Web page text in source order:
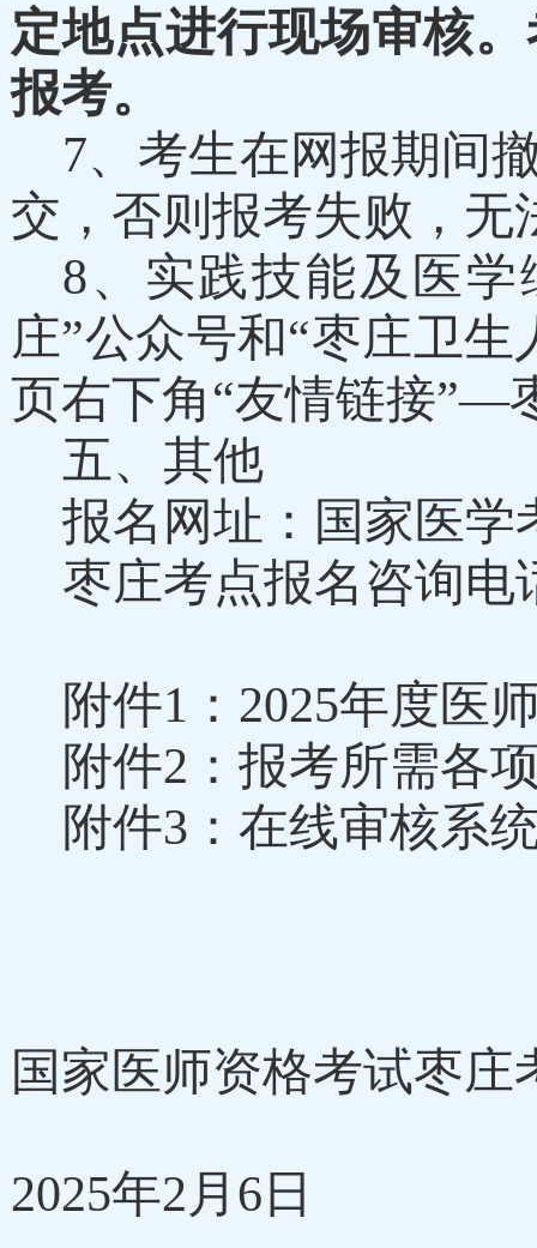
定地点进行现场审核
报考。
7、考生在网报期间
交，否则报考失败，无
8、实践技能及医学
庄”公众号和“枣庄卫
页右下角“友情链接”—
五、 其他
报名网址： 国家医学
枣庄考点报名 咨询电
附件1 ： 2025年度医
附件2：报考所需各
附件3： 在线审核系
国家医师资格考试枣庄
2025年2月 6 日